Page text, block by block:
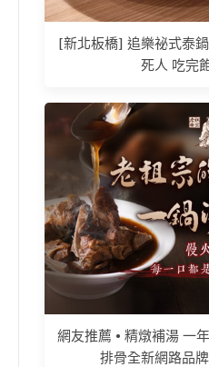
[新北板橋] 追樂祕式泰
死人 吃完
網友推薦 • 精燉補湯 一
排骨全新網路品